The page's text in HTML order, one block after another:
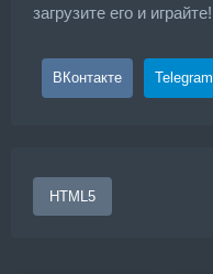
загрузите его и играйте!
ВКонтакте Telegram
HTML5